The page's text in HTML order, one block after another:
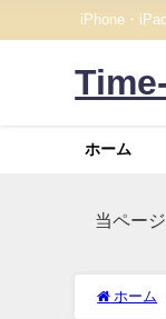
iPhone・
ホーム
当ペー
ホーム